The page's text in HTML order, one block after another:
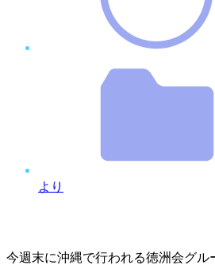
より
今週末に沖縄で行われる徳洲会グル